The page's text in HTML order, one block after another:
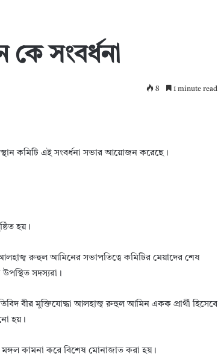
সংবর্ধনা
8 1 minute read
কমিটি এই সংবর্ধনা সভার আয়োজন করেছে।
হয়।
আলহাজ্ব রুহুল আমিনের সভাপতিত্বে কমিটির মেয়াদের শেষ
সদস্যরা।
বীর মুক্তিযোদ্ধা আলহাজ্ব রুহুল আমিন একক প্রার্থী হিসেবে
হয়।
কামনা করে বিশেষ মোনাজাত করা হয়।